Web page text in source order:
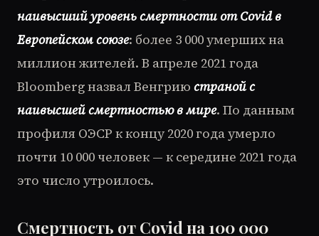
наивысший уровень смертности от Covid в
Европейском союзе: более 3 000 умерших на
миллион жителей. В апреле 2021 года
Bloomberg назвал Венгрию страной с
наивысшей смертностью в мире. По данным
профиля ОЭСР к концу 2020 года умерло
почти 10 000 человек — к середине 2021 года
это число утроилось.
Смертность от Covid на 100 000